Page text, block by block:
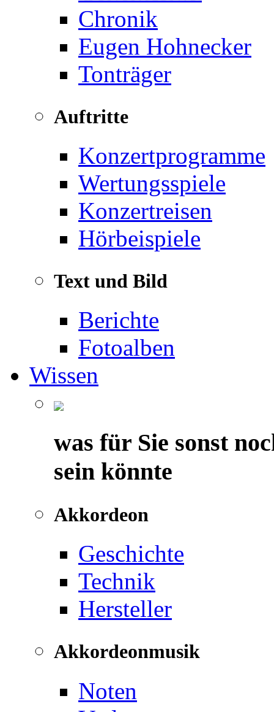
Chronik
Eugen Hohnecker
Tonträger
Auftritte
Konzertprogramme
Wertungsspiele
Konzertreisen
Hörbeispiele
Text und Bild
Berichte
Fotoalben
Wissen
was für Sie sonst
sein könnte
Akkordeon
Geschichte
Technik
Hersteller
Akkordeonmusik
Noten